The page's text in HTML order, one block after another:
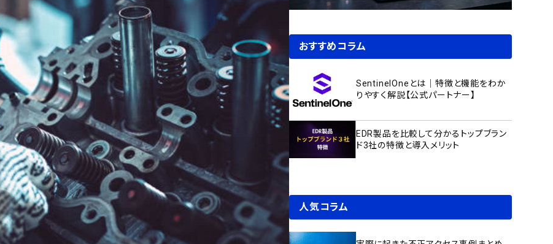
おすすめコラム
SentinelOneとは｜特徴と機能をわか
りやすく解説【公式パートナー】
EDR製品を比較して分かるトップブラン
ド3社の特徴と導入メリット
人気コラム